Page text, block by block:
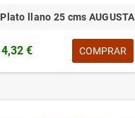
Plato llano 25 cms AUGUSTA
4,32 € COMPRAR